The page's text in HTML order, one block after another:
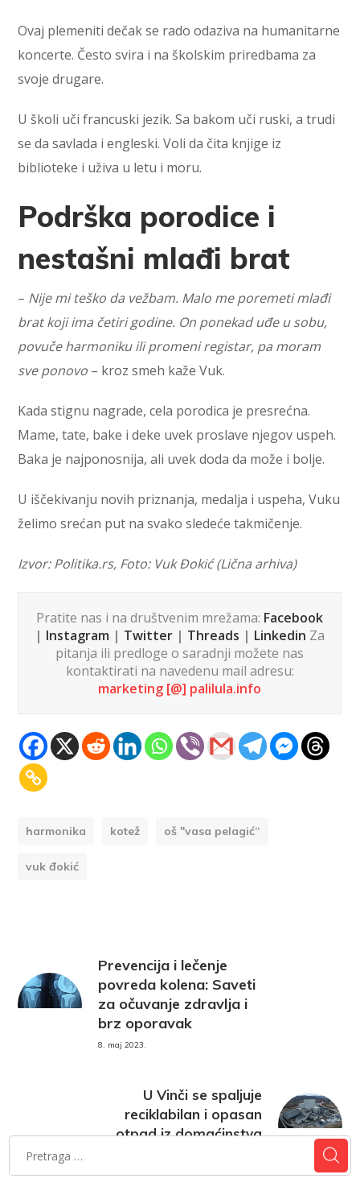
Ovaj plemeniti dečak se rado odaziva na humanitarne
koncerte. Često svira i na školskim priredbama za
svoje drugare.
U školi uči francuski jezik. Sa bakom uči ruski, a trudi
se da savlada i engleski. Voli da čita knjige iz
biblioteke i uživa u letu i moru.
Podrška porodice i
nestašni mlađi brat
– Nije mi teško da vežbam. Malo me poremeti mlađi
brat koji ima četiri godine. On ponekad uđe u sobu,
povuče harmoniku ili promeni registar, pa moram
sve ponovo – kroz smeh kaže Vuk.
Kada stignu nagrade, cela porodica je presrećna.
Mame, tate, bake i deke uvek proslave njegov uspeh.
Baka je najponosnija, ali uvek doda da može i bolje.
U iščekivanju novih priznanja, medalja i uspeha, Vuku
želimo srećan put na svako sledeće takmičenje.
Izvor: Politika.rs, Foto: Vuk Đokić (Lična arhiva)
Pratite nas i na društvenim mrežama: Facebook
| Instagram | Twitter | Threads | Linkedin Za
pitanja ili predloge o saradnji možete nas
kontaktirati na navedenu mail adresu:
marketing [@] palilula.info
harmonika kotež oš "vasa pelagić“
vuk đokić
Prevencija i lečenje
povreda kolena: Saveti
za očuvanje zdravlja i
brz oporavak
8. maj 2023.
U Vinči se spaljuje
reciklabilan i opasan
otpad iz domaćinstva